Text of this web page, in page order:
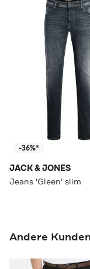
-36%*
JACK & JONES
Jeans 'Gleen' slim
Andere